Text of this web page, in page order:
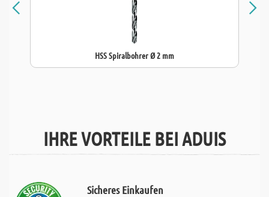
HSS Spiralbohrer Ø 2 mm
IHRE VORTEILE BEI ADUIS
Sicheres Einkaufen